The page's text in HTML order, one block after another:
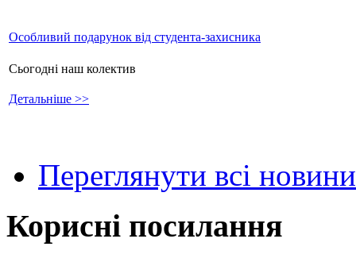
Особливий подарунок від студента-захисника
Сьогодні наш колектив
Детальніше >>
Переглянути всі новини
Корисні посилання